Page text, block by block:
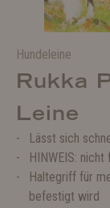
Hundeleine
Rukka
Leine
Lässt sich
HINWEIS:
Haltegriff für
befestigt wird